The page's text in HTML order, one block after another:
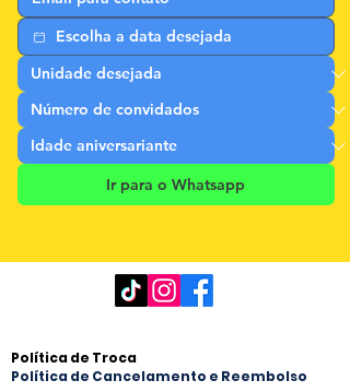
Ir para o Whatsapp
Política de Troca
Política de Cancelamento e Reembolso